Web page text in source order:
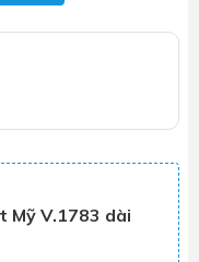
Mỹ V.1783 dài